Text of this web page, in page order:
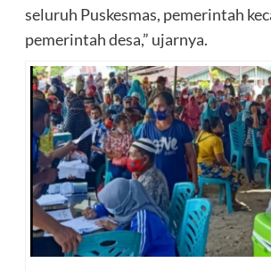
seluruh Puskesmas, pemerintah
pemerintah desa,” ujarnya.